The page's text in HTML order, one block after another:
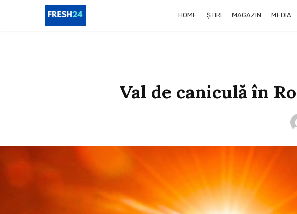
HOME ȘTIRI MAGAZIN MEDIA
Val de caniculă în